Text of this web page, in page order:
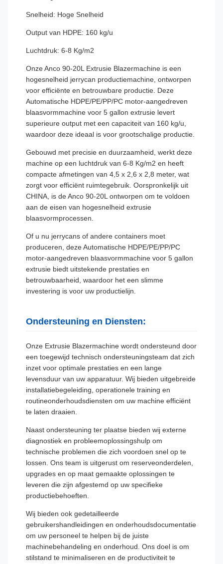
Snelheid: Hoge Snelheid
Output van HDPE: 160 kg/u
Luchtdruk: 6-8 Kg/m2
Onze Anco 90-20L Extrusie Blazermachine is een
hogesnelheid jerrycan productiemachine, ontworpen
voor efficiënte en betrouwbare productie. Deze
Automatische HDPE/PE/PP/PC motor-aangedreven
blaasvormmachine voor 5 gallon extrusie levert
superieure output met een capaciteit van 160 kg/u,
waardoor deze ideaal is voor grootschalige productie.
Gebouwd met precisie en duurzaamheid, werkt deze
machine op een luchtdruk van 6-8 Kg/m2 en heeft
compacte afmetingen van 4,5 x 2,6 x 2,8 meter, wat
zorgt voor efficiënt ruimtegebruik. Oorspronkelijk uit
CHINA, is de Anco 90-20L ontworpen om te voldoen
aan de eisen van hogesnelheid extrusie
blaasvormprocessen.
Of u nu jerrycans of andere containers moet
produceren, deze Automatische HDPE/PE/PP/PC
motor-aangedreven blaasvormmachine voor 5 gallon
extrusie biedt uitstekende prestaties en
betrouwbaarheid, waardoor het een slimme
investering is voor uw productielijn.
Ondersteuning en Diensten:
Onze Extrusie Blazermachine wordt ondersteund door
een toegewijd technisch ondersteuningsteam dat zich
inzet voor optimale prestaties en een lange
levensduur van uw apparatuur. Wij bieden uitgebreide
installatiebegeleiding, operationele training en
routineonderhoudsdiensten om uw machine efficiënt
te laten draaien.
Naast ondersteuning ter plaatse bieden wij externe
diagnostiek en probleemoplossingshulp om
technische problemen die zich voordoen snel op te
lossen. Ons team is uitgerust om reserveonderdelen,
upgrades en op maat gemaakte oplossingen te
leveren die zijn afgestemd op uw specifieke
productiebehoeften.
Wij bieden ook gedetailleerde
gebruikershandleidingen en onderhoudsdocumentatie
om uw personeel te helpen bij de juiste
machinebehandeling en onderhoud. Ons doel is om
stilstand te minimaliseren en de productiviteit te